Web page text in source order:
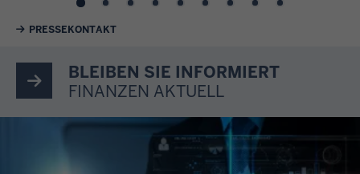
Weiterführende Links
PRESSEKONTAKT
BLEIBEN SIE INFORMIERT
FINANZEN AKTUELL